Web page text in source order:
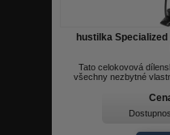
hustilka Specialized
Tato celokovová
všechny nezbytné